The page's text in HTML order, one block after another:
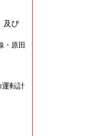
及び
・原田
運転計